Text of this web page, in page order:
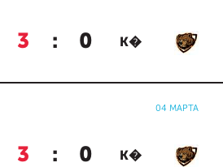
3 : 0 К�
04 МАРТА
3 : 0 К�